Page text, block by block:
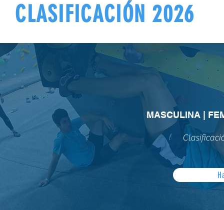
CLASIFICACIÓN 2026
MASCULINA |